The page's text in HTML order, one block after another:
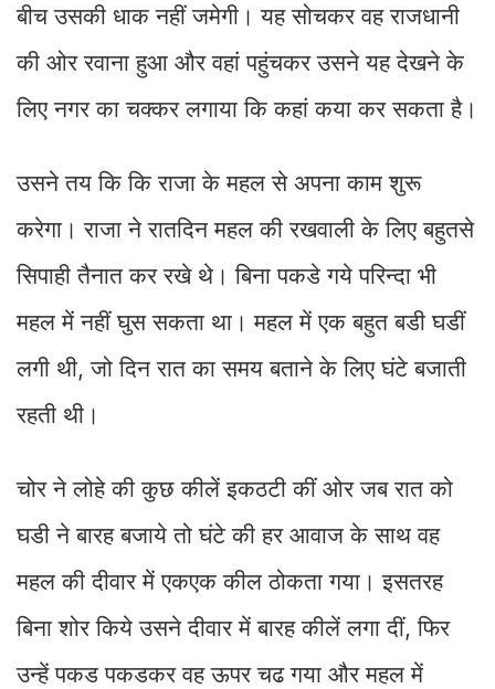
बीच उसकी धाक नहीं जमेगी। यह सोचकर वह राजधानी
की ओर रवाना हुआ और वहां पहुंचकर उसने यह देखने के
लिए नगर का चक्कर लगाया कि कहां कया कर सकता है।
उसने तय कि कि राजा के महल से अपना काम शुरू
करेगा। राजा ने रातदिन महल की रखवाली के लिए बहुतसे
सिपाही तैनात कर रखे थे। बिना पकडे गये परिन्दा भी
महल में नहीं घुस सकता था। महल में एक बहुत बडी घडीं
लगी थी, जो दिन रात का समय बताने के लिए घंटे बजाती
रहती थी।
चोर ने लोहे की कुछ कीलें इकठटी कीं ओर जब रात को
घडी ने बारह बजाये तो घंटे की हर आवाज के साथ वह
महल की दीवार में एकएक कील ठोकता गया। इसतरह
बिना शोर किये उसने दीवार में बारह कीलें लगा दीं, फिर
उन्हें पकड पकडकर वह ऊपर चढ गया और महल में